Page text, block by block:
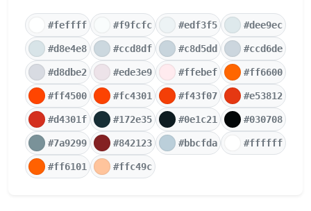
#feffff #f9fcfc #edf3f5 #dee9ec
#d8e4e8 #ccd8df #c8d5dd #ccd6de
#d8dbe2 #ede3e9 #ffebef #ff6600
#ff4500 #fc4301 #f43f07 #e53812
#d4301f #172e35 #0e1c21 #030708
#7a9299 #842123 #bbcfda #ffffff
#ff6101 #ffc49c